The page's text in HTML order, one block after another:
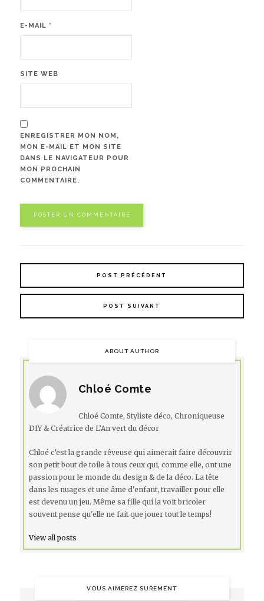
E-MAIL *
SITE WEB
ENREGISTRER MON NOM,
MON E-MAIL ET MON SITE
DANS LE NAVIGATEUR POUR
MON PROCHAIN
COMMENTAIRE.
POST PRÉCÉDENT
POST SUIVANT
ABOUT AUTHOR
Chloé Comte
Chloé Comte, Styliste déco, Chroniqueuse
DIY & Créatrice de L’An vert du décor
Chloé c’est la grande rêveuse qui aimerait faire découvrir
son petit bout de toile à tous ceux qui, comme elle, ont une
passion pour le monde du design & de la déco. La tête
dans les nuages et une âme d'enfant, travailler pour elle
est devenu un jeu. Même sa fille qui la voit bricoler
souvent pense qu'elle ne fait que jouer tout le temps!
View all posts
VOUS AIMEREZ SUREMENT